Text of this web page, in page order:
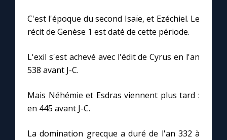
C'est l'époque du second Isaïe, et Ezéchiel. Le
récit de Genèse 1 est daté de cette période.
L'exil s'est achevé avec l'édit de Cyrus en l'an
538 avant J-C.
Mais Néhémie et Esdras viennent plus tard :
en 445 avant J-C.
La domination grecque a duré de l'an 332 à